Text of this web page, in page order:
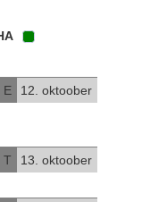
E
12. oktoober
T
13. oktoober